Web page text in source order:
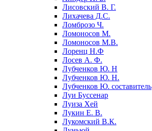
Лисовский В. Г.
Лихачева Д.С.
Ломброзо Ч.
Ломоносов М.
Ломоносов М.В.
Лоренц Н.Ф
Лосев А. Ф.
Лубченков Ю. Н
Лубченков Ю. Н.
Лубченков Ю. составитель
Луи Буссенар
Луиза Хей
Лукин Е. В.
Лукомский В.К.